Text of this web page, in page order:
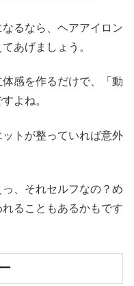
るなら、ヘアアイロン
あげましょう。
感を作るだけで、「動
よね。
トが整っていれば意外
、それセルフなの？め
ることもあるかもです